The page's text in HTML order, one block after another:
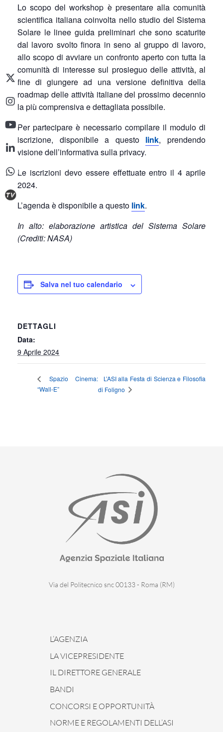
Lo scopo del workshop è presentare alla comunità
scientifica italiana coinvolta nello studio del Sistema
Solare le linee guida preliminari che sono scaturite
dal lavoro svolto finora in seno al gruppo di lavoro,
allo scopo di avviare un confronto aperto con tutta la
comunità di interesse sul prosieguo delle attività, al
fine di giungere ad una versione definitiva della
roadmap delle attività italiane del prossimo decennio
la più comprensiva e dettagliata possibile.
Per partecipare è necessario compilare il modulo di
iscrizione, disponibile a questo link, prendendo
visione dell’informativa sulla privacy.
Le iscrizioni devo essere effettuate entro il 4 aprile
2024.
L’agenda è disponibile a questo link.
In alto: elaborazione artistica del Sistema Solare
(Crediti: NASA)
Salva nel tuo calendario
DETTAGLI
Data:
9 Aprile 2024
Spazio Cinema:
“Wall-E”
L’ASI alla Festa di Scienza e Filosofia
di Foligno
Via del Politecnico snc 00133 - Roma (RM)
L’AGENZIA
LA VICEPRESIDENTE
IL DIRETTORE GENERALE
BANDI
CONCORSI E OPPORTUNITÀ
NORME E REGOLAMENTI DELL’ASI